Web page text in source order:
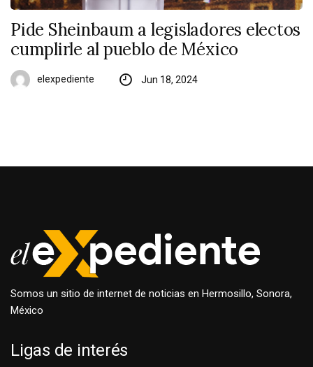
Pide Sheinbaum a legisladores electos
cumplirle al pueblo de México
elexpediente Jun 18, 2024
Somos un sitio de internet de noticias en Hermosillo, Sonora,
México
Ligas de interés